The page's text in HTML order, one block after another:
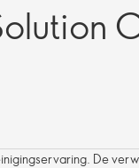
De